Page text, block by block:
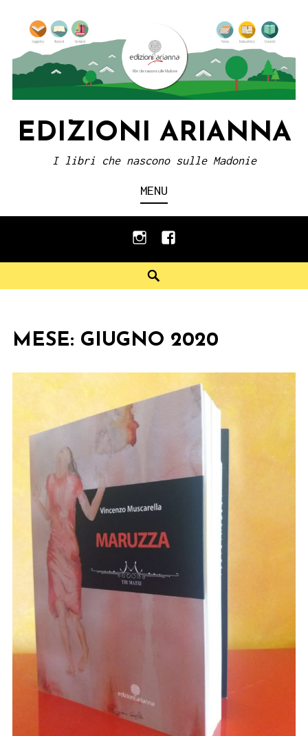
content
EDIZIONI ARIANNA
I libri che nascono sulle Madonie
MENU
instagramfacebook
MESE: GIUGNO 2020